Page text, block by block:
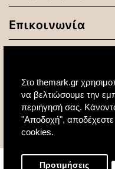
Στο themark.gr
να βελτιώσουμε την
περιήγησή σας.
"Αποδοχή",
cookies.
Προτιμήσεις
Επικοινωνία
© 2020 All Rights